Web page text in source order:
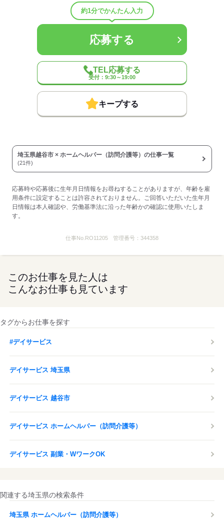
◆受動喫煙対策あり（屋内禁煙）
◆バイク通勤可
◆給与前払い制度あり（稼働分・規定あり）
◆定年制度あり：60歳（60歳以降については1年ごとの契約更新によ
る継続雇用制度あり）
実際に勤務した分の給与を、給料日前に受け取ることができる制度
※未勤務分の給与を受け取る前借り制度ではありません。
※入社翌月の第5営業日より利用可能です。
契約期間：期間の定め無し
試用期間：有（3ヶ月）
※雇用形態・給与は同条件
し
時間外労働：採用までに明示
約1分でかんたん入力
応募する
TEL応募する
受付：9:30～19:00
キープする
埼玉県越谷市 × ホームヘルパー（訪問介護等）の仕事一覧
(21件)
応募時や応募後に生年月日情報をお尋ねすることがありますが、年齢を雇
用条件に設定することは許容されておりません。ご回答いただいた生年月
日情報は本人確認や、労働基準法に沿った年齢かの確認に使用いたしま
す。
仕事No. RO11205 管理番号： 344358
このお仕事を見た人は
こんなお仕事も見ています
タグからお仕事を探す
#デイサービス
デイサービス 埼玉県
デイサービス 越谷市
デイサービス ホームヘルパー（訪問介護等）
デイサービス 副業・WワークOK
関連する埼玉県の検索条件
埼玉県 ホームヘルパー（訪問介護等）